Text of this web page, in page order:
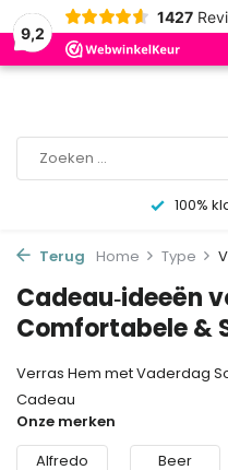
9,2
1427
1-3
Terug Home Type
Cadeau‑ideeën
Comfortabele &
Verras Hem met Vaderdag
Cadeau
Onze merken
Alfredo
Beer